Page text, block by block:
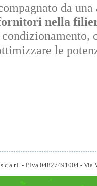
da una
nella
,
le
- P.Iva 04827491004 -